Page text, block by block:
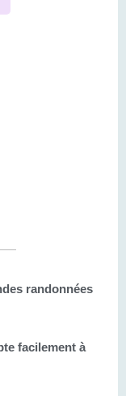
randonnées
facilement à